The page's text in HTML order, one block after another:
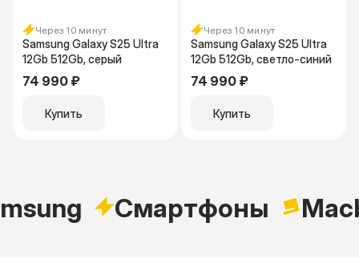
Через 10 минут
Samsung Galaxy S25 Ultra
12Gb 512Gb, серый
74 990 ₽
Купить
Через 10 минут
Samsung Galaxy S25 Ultra
12Gb 512Gb, светло-синий
74 990 ₽
Купить
Cмартфоны